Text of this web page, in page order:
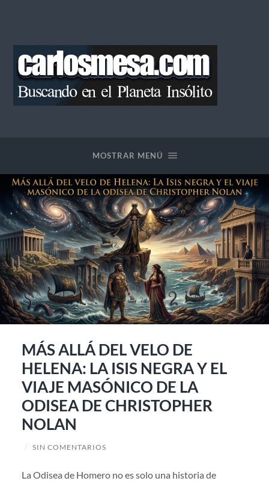
MOSTRAR MENÚ
MÁS ALLÁ DEL VELO DE
HELENA: LA ISIS NEGRA Y EL
VIAJE MASÓNICO DE LA
ODISEA DE CHRISTOPHER
NOLAN
/ SIN COMENTARIOS
La Odisea de Homero no es solo una historia de